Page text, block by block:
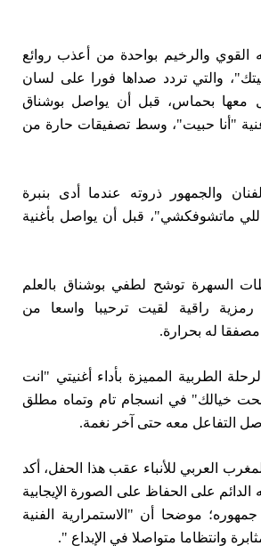
والرخيم بواحدة من أعذب روائع
والتي تردد صداها فورا على لسان
معها بحماس، قبل أن يواصل بوشناق
"أنا حبيت"، وسط تصفيقات حارة من
والجمهور ذروته عندما أدى بنبرة
اللي ماتشوفكشي"، قبل أن يواصل بأغنية
السهرة توشح لطفي بوشناق بالعلم
رمزية راقية لقيت ترحيبا واسعا من
له بحرارة.
الطربية المميزة بأداء أغنيتي "انت
خيالك" في انسجام تام وتماه مطلق
التفاعل معه حتى آخر نغمة.
العربي للأنباء عقب هذا الحفل، أكد
على الحفاظ على الصورة الإيجابية
موضحا أن "الاستمرارية الفنية
وانتظاما متواصلا في الإبداع ".